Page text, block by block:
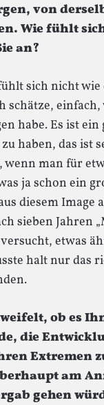
von
Wie fühlt
an?
sich nicht
schätze,
habe. Es ist
haben, das ist
wenn man für
ja schon ein
diesem Image
sieben Jahren
etwas
halt nur das
ob es
die
Extremen
am
gehen